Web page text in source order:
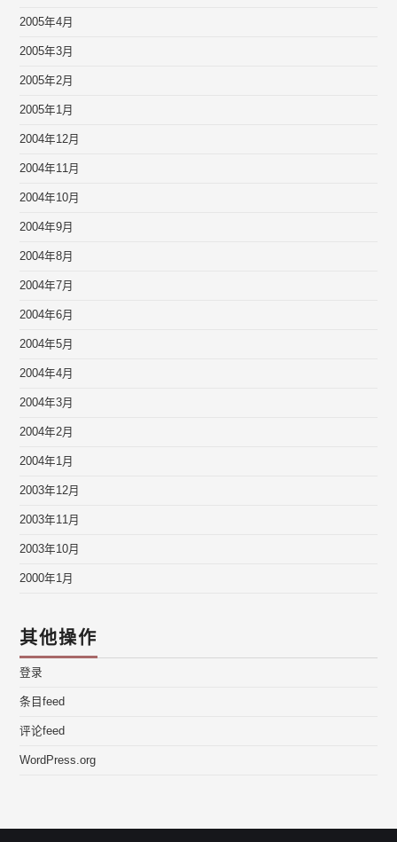
2005年4月
2005年3月
2005年2月
2005年1月
2004年12月
2004年11月
2004年10月
2004年9月
2004年8月
2004年7月
2004年6月
2004年5月
2004年4月
2004年3月
2004年2月
2004年1月
2003年12月
2003年11月
2003年10月
2000年1月
其他操作
登录
条目feed
评论feed
WordPress.org